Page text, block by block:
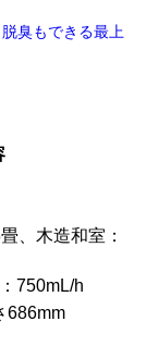
臭もできる最上
、木造和室：
750mL/h
686mm